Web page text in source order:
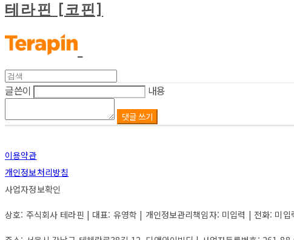
테라핀 [코핀]
글쓴이 내용
댓글 쓰기
이용약관
개인정보처리방침
사업자정보확인
상호: 주식회사 테라핀 | 대표: 유영학 | 개인정보관리책임자: 미입력 | 전화: